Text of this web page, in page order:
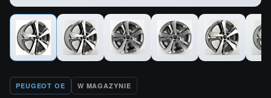
PEUGEOT OE W MAGAZYNIE